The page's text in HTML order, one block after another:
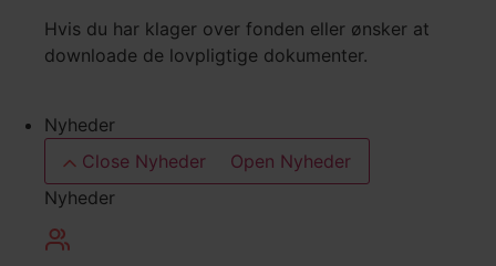
Hvis du har klager over fonden eller ønsker at
downloade de lovpligtige dokumenter.
Nyheder
Close Nyheder
Open Nyheder
Nyheder